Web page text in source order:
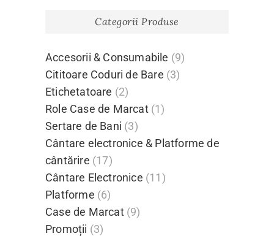
Categorii Produse
Accesorii & Consumabile (9)
Cititoare Coduri de Bare (3)
Etichetatoare (2)
Role Case de Marcat (1)
Sertare de Bani (3)
Cântare electronice & Platforme de
cântărire (17)
Cântare Electronice (11)
Platforme (6)
Case de Marcat (9)
Promoții (3)